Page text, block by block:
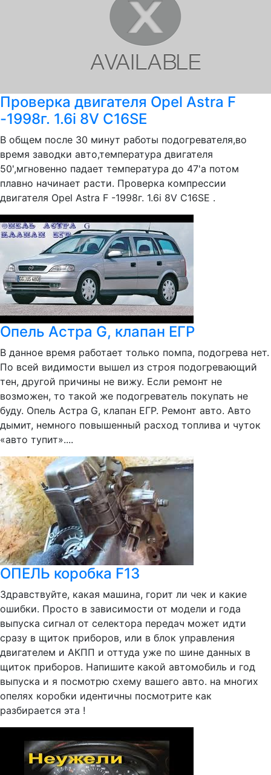
Проверка двигателя Opel Astra F
-1998г. 1.6i 8V C16SE
В общем после 30 минут работы подогревателя,во
время заводки авто,температура двигателя
50',мгновенно падает температура до 47'а потом
плавно начинает расти. Проверка компрессии
двигателя Opel Astra F -1998г. 1.6i 8V C16SE .
Опель Астра G, клапан ЕГР
В данное время работает только помпа, подогрева нет.
По всей видимости вышел из строя подогревающий
тен, другой причины не вижу. Если ремонт не
возможен, то такой же подогреватель покупать не
буду. Опель Астра G, клапан ЕГР. Ремонт авто. Авто
дымит, немного повышенный расход топлива и чуток
«авто тупит»....
ОПЕЛЬ коробка F13
Здравствуйте, какая машина, горит ли чек и какие
ошибки. Просто в зависимости от модели и года
выпуска сигнал от селектора передач может идти
сразу в щиток приборов, или в блок управления
двигателем и АКПП и оттуда уже по шине данных в
щиток приборов. Напишите какой автомобиль и год
выпуска и я посмотрю схему вашего авто. на многих
опелях коробки идентичны посмотрите как
разбирается эта !